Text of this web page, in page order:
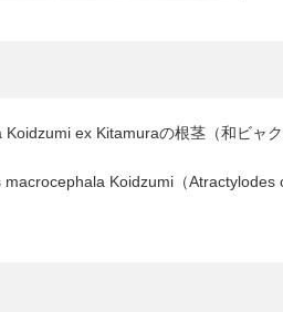
ex Kitamuraの根茎（和ビャク
Koidzumi（